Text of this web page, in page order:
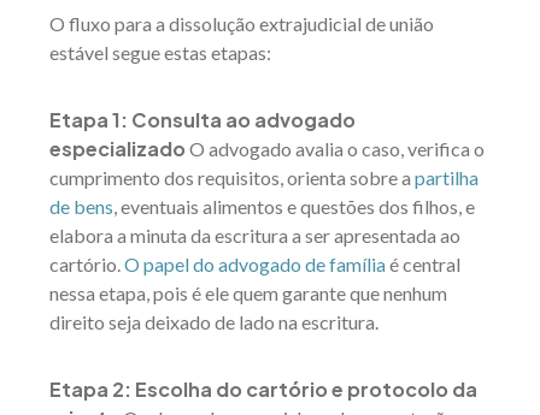
O fluxo para a dissolução extrajudicial de união
estável segue estas etapas:
Etapa 1: Consulta ao advogado
especializado O advogado avalia o caso, verifica o
cumprimento dos requisitos, orienta sobre a partilha
de bens , eventuais alimentos e questões dos filhos, e
elabora a minuta da escritura a ser apresentada ao
cartório. O papel do advogado de famíliaé central
nessa etapa, pois é ele quem garante que nenhum
direito seja deixado de lado na escritura.
Etapa 2: Escolha do cartório e protocolo da